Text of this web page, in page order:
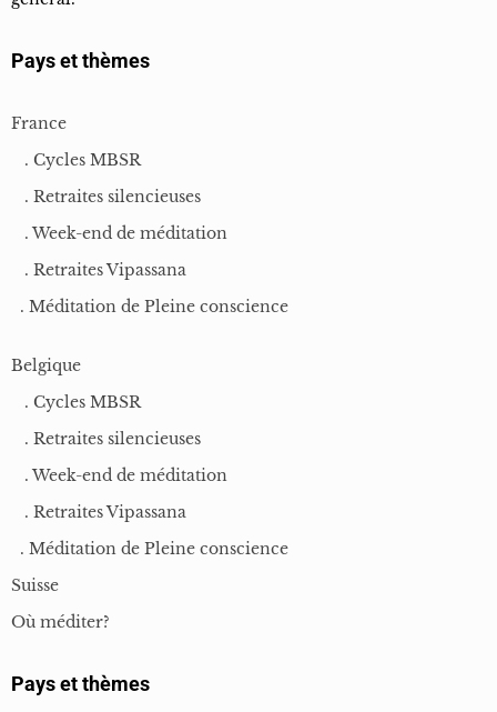
Pays et thèmes
France
. Cycles MBSR
. Retraites silencieuses
. Week-end de méditation
. Retraites Vipassana
. Méditation de Pleine conscience
Belgique
. Cycles MBSR
. Retraites silencieuses
. Week-end de méditation
. Retraites Vipassana
. Méditation de Pleine conscience
Suisse
Où méditer?
Pays et thèmes